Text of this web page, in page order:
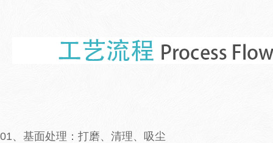
01、基面处理：打磨、清理、吸尘